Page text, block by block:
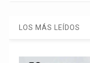
LOS MÁS LEÍDOS